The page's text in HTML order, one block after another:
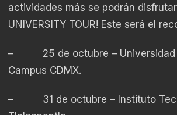
actividades más se podrán
UNIVERSITY TOUR! Este será el
– 25 de octubre –
Campus CDMX.
– 31 de octubre – Instituto